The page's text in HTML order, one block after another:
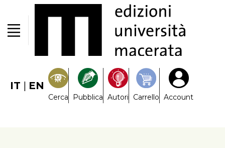
IT | EN
Cerca Pubblica Autori Carrello Account